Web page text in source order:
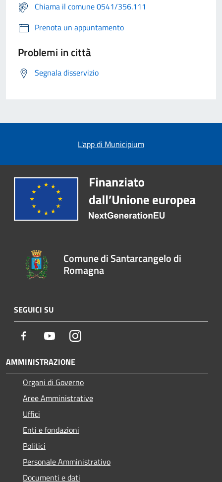
Chiama il comune 0541/356.111
Prenota un appuntamento
Problemi in città
Segnala disservizio
L'app di Municipium
Comune di Santarcangelo di
Romagna
SEGUICI SU
Facebook YoutubeInstagram
AMMINISTRAZIONE
Organi di Governo
Aree Amministrative
Uffici
Enti e fondazioni
Politici
Personale Amministrativo
Documenti e dati